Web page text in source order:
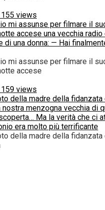
155 views
mi assunse per filmare il
accese una vecchia radio
di una donna: — Hai
mi assunse per filmare il
accese
159 views
della madre della
menzogna vecchia di
Ma la verità che ci
era molto più terrificante
della madre della fidanzata